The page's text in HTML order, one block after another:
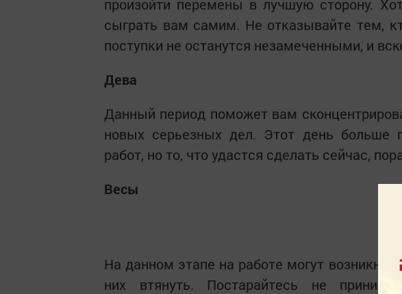
произойти перемены в лучшую сторону.
сыграть вам самим. Не отказывайте тем,
поступки не останутся незамеченными, и
Дева
Данный период поможет вам
новых серьезных дел. Этот день больше
работ, но то, что удастся сделать сейчас,
Весы
На данном этапе на работе могут
них втянуть. Постарайтесь не